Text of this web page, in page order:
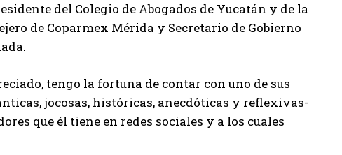
del Colegio de Abogados de Yucatán y de la
de Coparmex Mérida y Secretario de Gobierno
tengo la fortuna de contar con uno de sus
jocosas, históricas, anecdóticas y reflexivas-
que él tiene en redes sociales y a los cuales